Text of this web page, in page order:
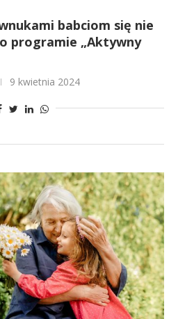
babciom się nie
programie „Aktywny
9 kwietnia 2024